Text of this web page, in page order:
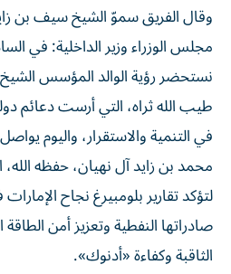
وقال الفريق سموّ الشيخ سيف بن
مجلس الوزراء وزير الداخلية:
نستحضر رؤية الوالد المؤسس
طيب الله ثراه، التي أرست دعائم
في التنمية والاستقرار، واليوم
محمد بن زايد آل نهيان، حفظه الله،
لتؤكد تقارير بلومبيرغ نجاح
صادراتها النفطية وتعزيز أمن
الثاقبة وكفاءة «أدنوك».